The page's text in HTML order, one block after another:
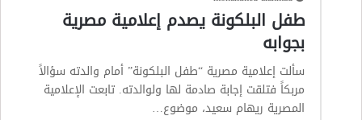
طفل البلكونة يصدم إعلامية مصرية
بجوابه
سألت إعلامية مصرية “طفل البلكونة” أمام والدته سؤالاً
مربكاً فتلقت إجابة صادمة لها ولوالدته. تابعت الإعلامية
المصرية ريهام سعيد، موضوع…